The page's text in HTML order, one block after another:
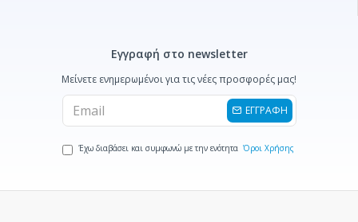
Εγγραφή στο newsletter
Μείνετε ενημερωμένοι για τις νέες προσφορές μας!
ΕΓΓΡΑΦΗ
Έχω διαβάσει και συμφωνώ με την ενότητα Όροι Χρήσης